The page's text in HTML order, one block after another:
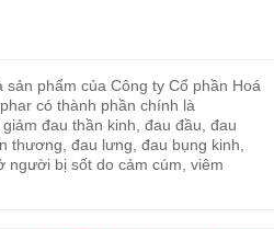
sản phẩm của Công ty Cổ phần Hoá
có thành phần chính là
đau thần kinh, đau đầu, đau
thương, đau lưng, đau bụng kinh,
người bị sốt do cảm cúm, viêm